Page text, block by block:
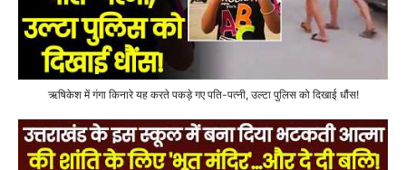
ऋषिकेश में गंगा किनारे यह करते पकड़े गए पति-पत्नी, उल्टा पुलिस को दिखाई धौंस!